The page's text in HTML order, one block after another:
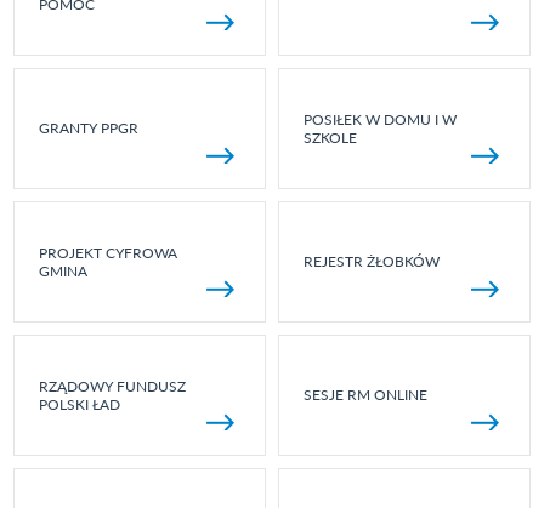
POMOC
GRANTY PPGR
POSIŁEK W DOMU I W
SZKOLE
PROJEKT CYFROWA
GMINA
REJESTR ŻŁOBKÓW
RZĄDOWY FUNDUSZ
POLSKI ŁAD
SESJE RM ONLINE